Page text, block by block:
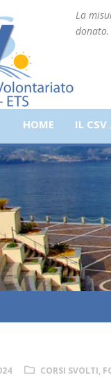
La
donato.
HOME IL CSV
CORSI SVOLTI,